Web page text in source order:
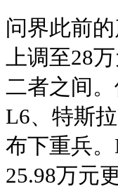
问界此前
上调至28
二者之间
L6、特斯
布下重兵
25.98万元